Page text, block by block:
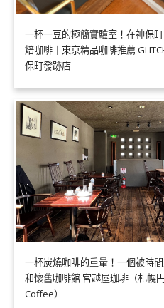
一杯一豆的極簡實驗室！在神保
焙咖啡｜東京精品咖啡推薦
保町發跡店
一杯炭燒咖啡的重量！一個被時
和懷舊咖啡館 宮越屋珈琲（札幌
Coffee）